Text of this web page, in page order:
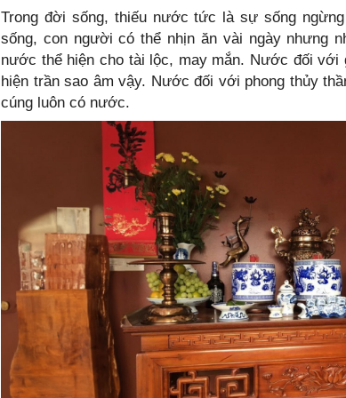
Trong đời sống, thiếu nước tức là sự sống
sống, con người có thể nhịn ăn vài ngày nhưng
nước thể hiện cho tài lộc, may mắn. Nước đối với
hiện trần sao âm vậy. Nước đối với phong thủy
cúng luôn có nước.